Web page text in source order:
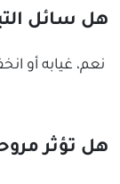
هل سائل
نعم، غيابه أو
هل تؤثر